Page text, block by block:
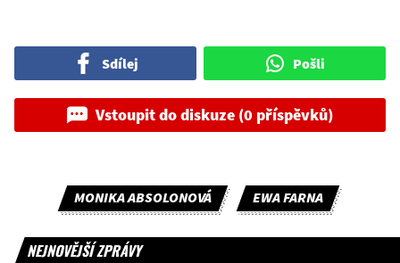
Sdílej Pošli
Vstoupit do diskuze (0 příspěvků)
MONIKA ABSOLONOVÁ EWA FARNA
NEJNOVĚJŠÍ ZPRÁVY